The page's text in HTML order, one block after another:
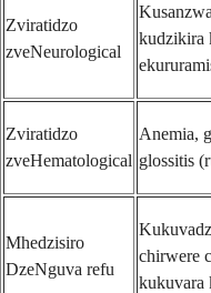
Zviratidzo
zveNeurological
kudzikira
Zviratidzo
zveHematological
Anemia,
glossitis
Mhedzisiro
DzeNguva refu
chirwere
kukuvara